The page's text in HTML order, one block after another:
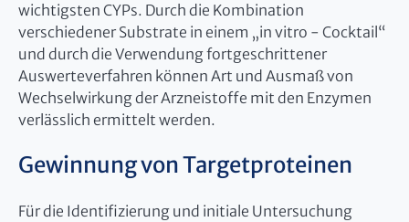
wichtigsten CYPs. Durch die Kombination
verschiedener Substrate in einem „in vitro - Cocktail“
und durch die Verwendung fortgeschrittener
Auswerteverfahren können Art und Ausmaß von
Wechselwirkung der Arzneistoffe mit den Enzymen
verlässlich ermittelt werden.
Gewinnung von Targetproteinen
Für die Identifizierung und initiale Untersuchung